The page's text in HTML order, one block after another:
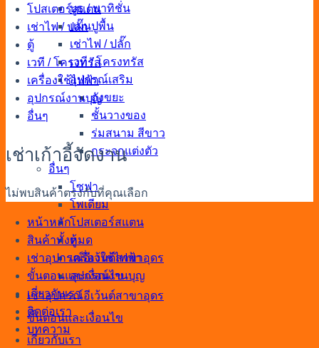
บูธ / พาทิชั่น
แผ่นปูพื้น
เช่าไฟ / ปลั๊ก
เวที / โครงทรัส
อุปกรณ์เสริม
ถังขยะ
ชั้นวางของ
ร่มสนาม สีขาว
กระจกแต่งตัว
อื่นๆ
โซฟา
โพเดียม
โปสเตอร์สแตน
ตู้
เครื่องใช้ไฟฟ้า
อุปกรณ์งานบุญ
เช่าอุปกรณ์อีเว้นต์สาขาอุดร
ขั้นตอนและเงื่อนไข
เกี่ยวกับเรา
โปสเตอร์สแตน
เช่าไฟ / ปลั๊ก
ตู้
เวที / โครงทรัส
เครื่องใช้ไฟฟ้า
อุปกรณ์งานบุญ
อื่นๆ
เช่าเก้าอี้จัดงาน
ไม่พบสินค้าตรงกับที่คุณเลือก
หน้าหลัก
สินค้าทั้งหมด
เช่าอุปกรณ์อีเว้นต์สาขาอุดร
ขั้นตอนและเงื่อนไข
เกี่ยวกับเรา
ติดต่อเรา
บทความ